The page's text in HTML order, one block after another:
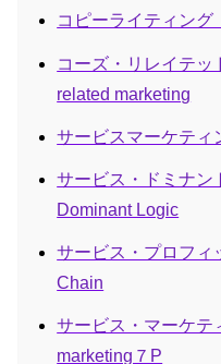
コピーライティン
コーズ・リレイテ
related marketing
サービスマーケテ
サービス・ドミナ
Dominant Logic
サービス・プロフ
Chain
サービス・マーケテ
marketing７P